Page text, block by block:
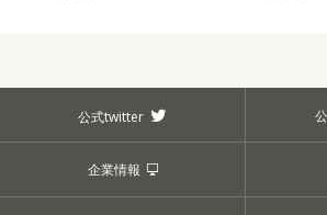
公式twitter
企業情報